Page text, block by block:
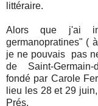
littéraire.
Alors que j'ai
germanopratines" (
je ne pouvais pas
de Saint-Germain-
fondé par Carole
lieu les 28 et 29
Prés.